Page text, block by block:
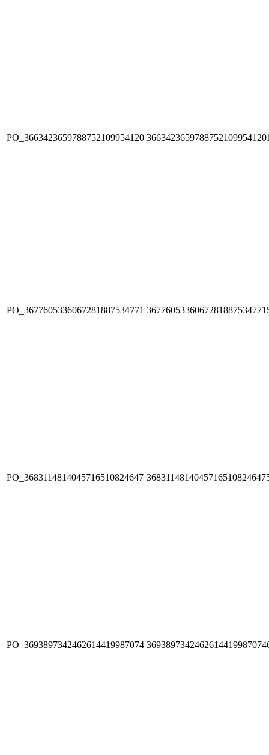
PO_3663423659788752109954120
PO_3677605336067281887534771
PO_3683114814045716510824647
PO_3693897342462614419987074